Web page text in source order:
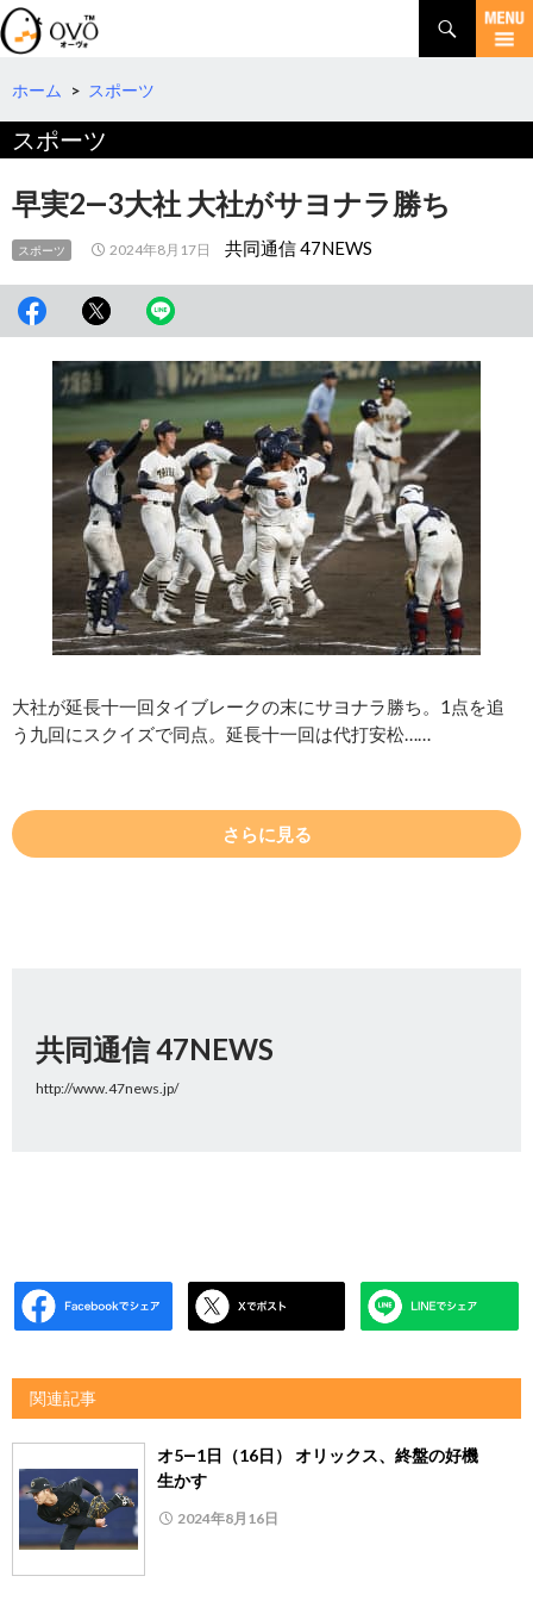
検
索
コ
テ
へ
動
ホーム > スポーツ
スポーツ
早実2―3大社 大社がサヨナラ勝ち
スポーツ 2024年8月17日 共同通信 47NEWS
大社が延長十一回タイブレークの末にサヨナラ勝ち。1点を追
う九回にスクイズで同点。延長十一回は代打安松……
さらに見る
共同通信 47NEWS
http://www.47news.jp/
関連記事
オ5―1日（16日） オリックス、終盤の好機
生かす
2024年8月16日